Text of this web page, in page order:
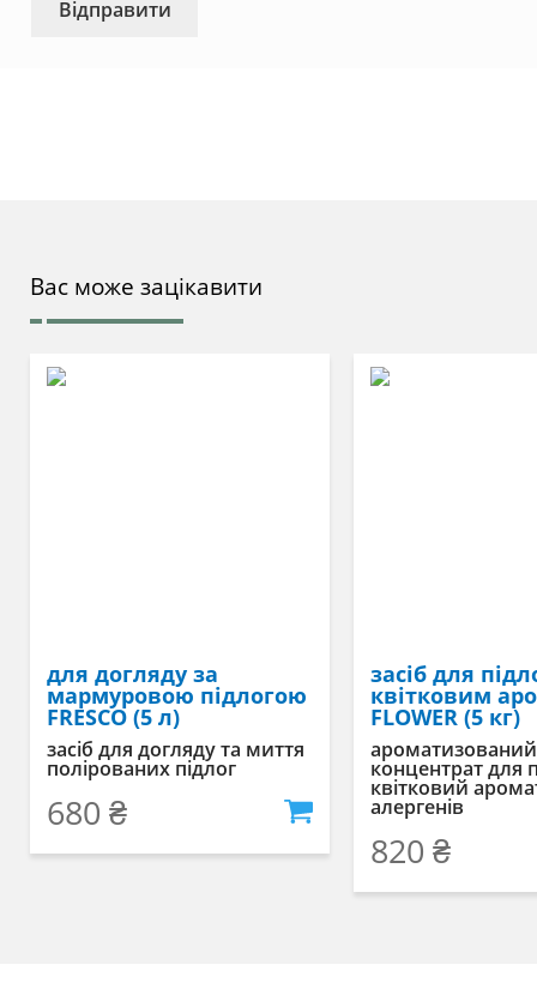
Вас може зацікавити
для догляду за
мармуровою підлогою
FRESCO (5 л)
засіб для догляду та миття
полірованих підлог
680 ₴
засіб для
квітковим
FLOWER (5 кг)
ароматизований
концентрат для
квітковий
алергенів
820 ₴